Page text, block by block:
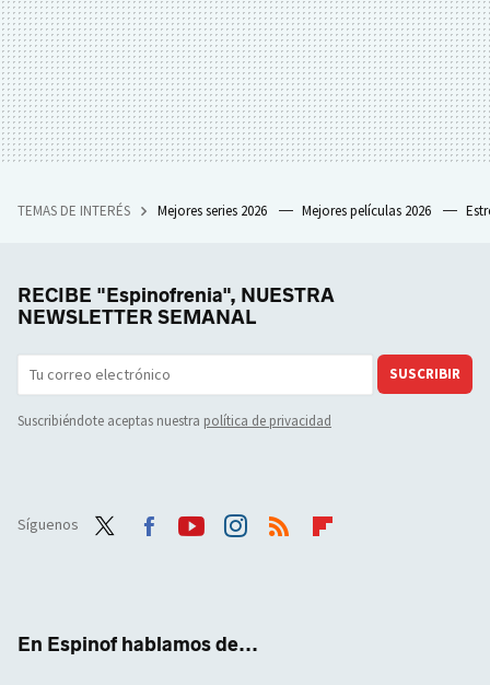
TEMAS DE INTERÉS Mejores series 2026 Mejores películas 2026
RECIBE "Espinofrenia", NUESTRA
NEWSLETTER SEMANAL
SUSCRIBIR
Suscribiéndote aceptas nuestra política de privacidad
Síguenos
En Espinof hablamos de...